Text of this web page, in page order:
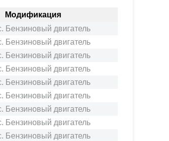
Модификация
Бензиновый двигатель
Бензиновый двигатель
Бензиновый двигатель
Бензиновый двигатель
Бензиновый двигатель
Бензиновый двигатель
Бензиновый двигатель
Бензиновый двигатель
Бензиновый двигатель